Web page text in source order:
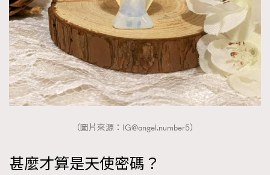
（圖片來源： IG@angel.number5）
甚麼才算是天使密碼？